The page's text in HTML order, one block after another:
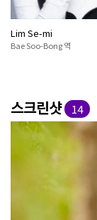
Lim Se-mi
Bae Soo-Bong 역
스크린샷 14